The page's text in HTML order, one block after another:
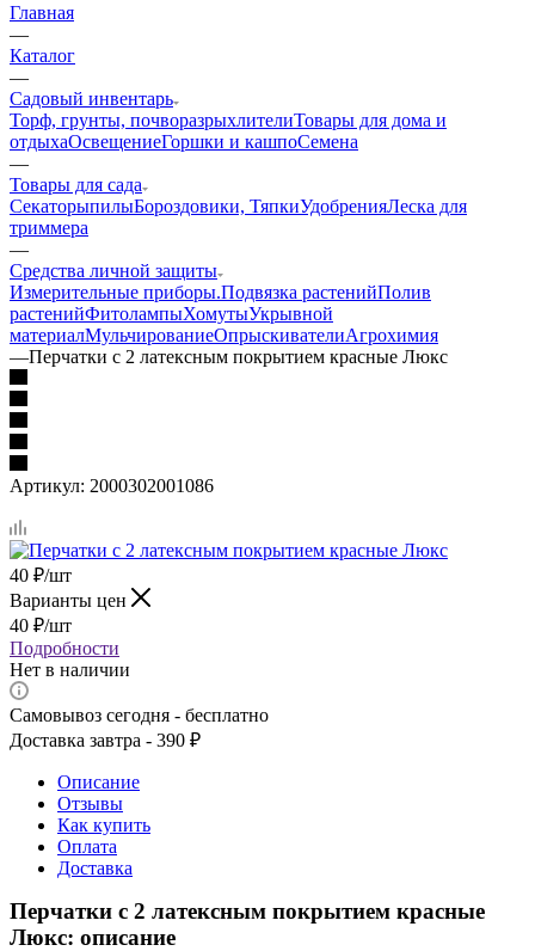
Главная
—
Каталог
—
Садовый инвентарь
Торф, грунты, почворазрыхлителиТовары для дома и
отдыхаОсвещениеГоршки и кашпоСемена
—
Товары для сада
СекаторыпилыБороздовики, ТяпкиУдобренияЛеска для
триммера
—
Средства личной защиты
Измерительные приборы.Подвязка растенийПолив
растенийФитолампыХомутыУкрывной
материалМульчированиеОпрыскивателиАгрохимия
—Перчатки с 2 латексным покрытием красные Люкс
Артикул: 2000302001086
40 ₽/шт
Варианты цен
40 ₽/шт
Подробности
Нет в наличии
Самовывоз сегодня - бесплатно
Доставка завтра - 390 ₽
Описание
Отзывы
Как купить
Оплата
Доставка
Перчатки с 2 латексным покрытием красные
Люкс: описание